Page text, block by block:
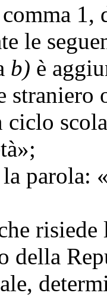
1,
le
b) è
straniero
ciclo
parola:
risiede